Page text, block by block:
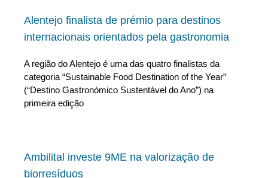
Alentejo finalista de prémio para destinos
internacionais orientados pela gastronomia
A região do Alentejo é uma das quatro finalistas da
categoria “Sustainable Food Destination of the Year”
(“Destino Gastronómico Sustentável do Ano”) na
primeira edição
Ambilital investe 9ME na valorização de
biorresíduos